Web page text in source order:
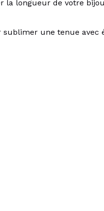
la longueur de votre
une tenue avec